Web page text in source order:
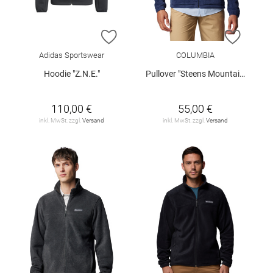
ZUR WUNSCHLISTE HINZUFÜGEN
Adidas Sportswear
Hoodie "Z.N.E."
110,00 €
inkl. MwSt. zzgl. Versand
ZUR
COLUMBIA
Pullover "Steens Mountain"
55,00 €
inkl. MwSt. zzgl. Versand